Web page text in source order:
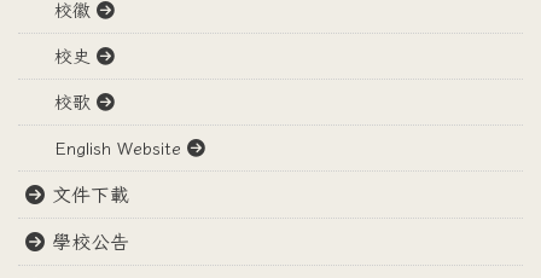
校徽
校史
校歌
English Website
文件下載
學校公告